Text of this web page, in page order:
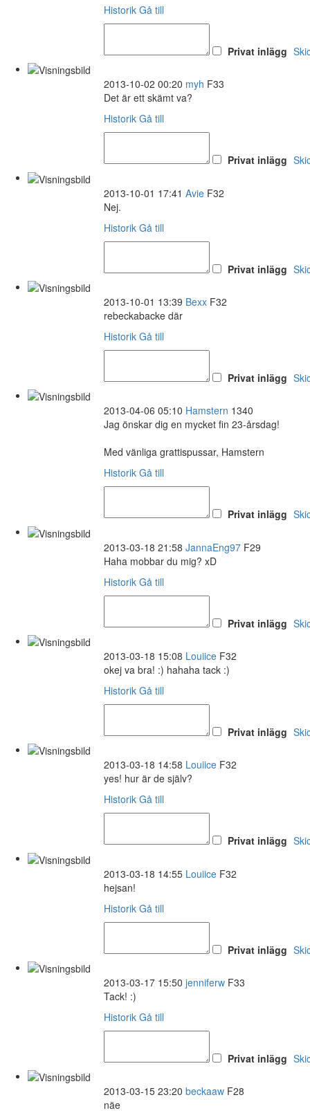
Historik Gå till
Privat inlägg
2013-10-02 00:20 myh F33
Det är ett skämt va?
Historik Gå till
Privat inlägg
2013-10-01 17:41 Avie F32
Nej.
Historik Gå till
Privat inlägg
2013-10-01 13:39 Bexx F32
rebeckabacke där
Historik Gå till
Privat inlägg
2013-04-06 05:10 Hamstern 1340
Jag önskar dig en mycket fin 23-årsdag!
Med vänliga grattispussar, Hamstern
Historik Gå till
Privat inlägg
2013-03-18 21:58 JannaEng97 F29
Haha mobbar du mig? xD
Historik Gå till
Privat inlägg
2013-03-18 15:08 Louiice F32
okej va bra! :) hahaha tack :)
Historik Gå till
Privat inlägg
2013-03-18 14:58 Louiice F32
yes! hur är de själv?
Historik Gå till
Privat inlägg
2013-03-18 14:55 Louiice F32
hejsan!
Historik Gå till
Privat inlägg
2013-03-17 15:50 jenniferw F33
Tack! :)
Historik Gå till
Privat inlägg
2013-03-15 23:20 beckaaw F28
näe